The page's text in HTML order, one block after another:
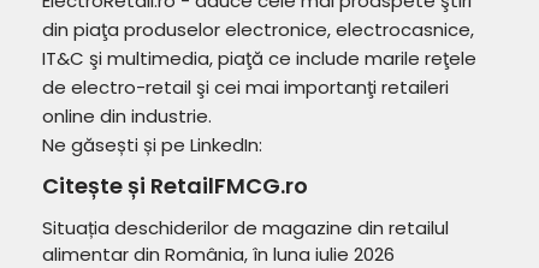
din piaţa produselor electronice, electrocasnice,
IT&C şi multimedia, piaţă ce include marile reţele
de electro-retail şi cei mai importanţi retaileri
online din industrie.
Ne găsești și pe LinkedIn:
Citește și RetailFMCG.ro
Situația deschiderilor de magazine din retailul
alimentar din România, în luna iulie 2026